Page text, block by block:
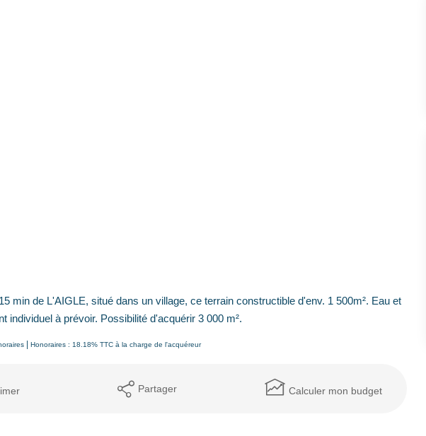
min de L'AIGLE, situé dans un village, ce terrain constructible d'env. 1 500m². Eau et
individuel à prévoir. Possibilité d'acquérir 3 000 m².
Honoraires : 18.18% TTC à la charge de l'acquéreur
Partager Calculer mon budget